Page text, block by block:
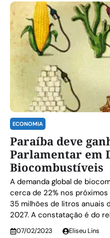
ECONOMIA
Paraíba deve
Parlamentar em
Biocombustíveis
A demanda global de
cerca de 22% nos
35 milhões de litros anuais
2027. A constatação é do
07/02/2023 Eliseu Lins